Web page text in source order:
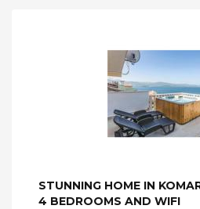
STUNNING HOME IN
4 BEDROOMS AND WIFI